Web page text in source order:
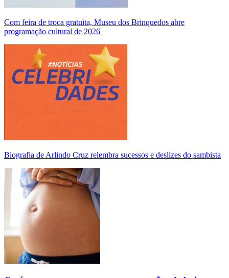
Com feira de troca gratuita, Museu dos Brinquedos abre
programação cultural de 2026
Biografia de Arlindo Cruz relembra sucessos e deslizes do sambista